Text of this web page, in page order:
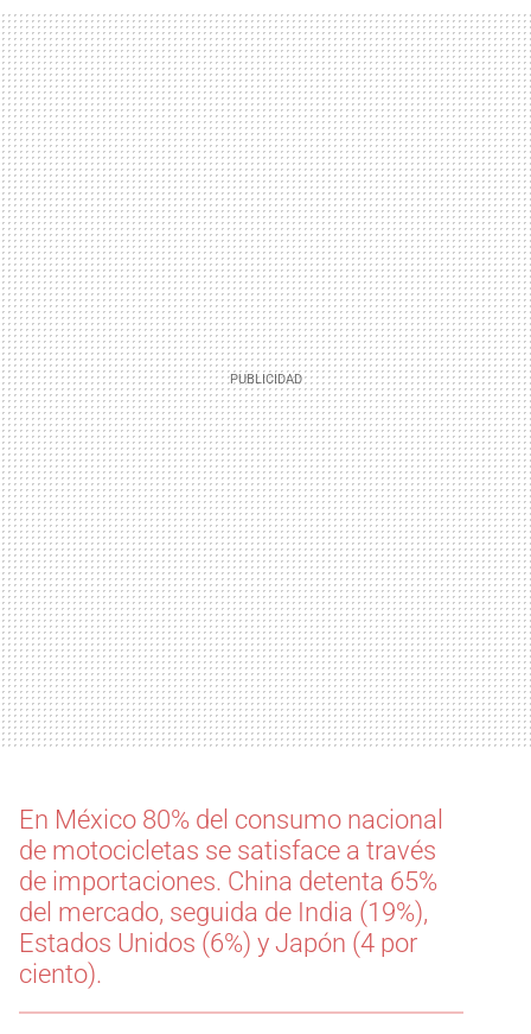
En México 80% del consumo nacional
de motocicletas se satisface a través
de importaciones. China detenta 65%
del mercado, seguida de India (19%),
Estados Unidos (6%) y Japón (4 por
ciento).